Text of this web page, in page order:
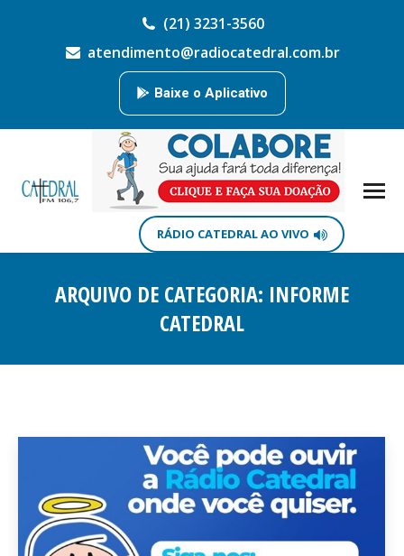
(21) 3231-3560
atendimento@radiocatedral.com.br
Baixe o Aplicativo
RÁDIO CATEDRAL AO VIVO
ARQUIVO DE CATEGORIA: INFORME
CATEDRAL